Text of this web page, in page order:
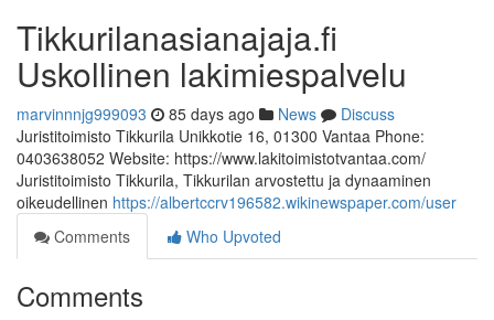
Tikkurilanasianajaja.fi
Uskollinen lakimiespalvelu
marvinnnjg999093 85 days ago News
Discuss
Juristitoimisto Tikkurila Unikkotie 16, 01300 Vantaa Phone:
0403638052 Website: https://www.lakitoimistotvantaa.com/
Juristitoimisto Tikkurila, Tikkurilan arvostettu ja dynaaminen
oikeudellinen https://albertccrv196582.wikinewspaper.com/user
Comments
Who Upvoted
Comments